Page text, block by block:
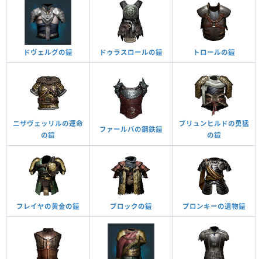
ドヴェルグの鎧 ドゥラスロールの鎧 トロールの鎧
ニザヴェッリルの運命
の鎧
ファールバの鋼鉄鎧
ブリュンヒルドの勇猛
の鎧
フレイヤの黄金の鎧 ブロックの鎧 プロンキーの遺物鎧